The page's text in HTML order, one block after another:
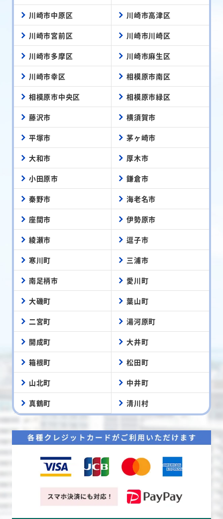
川崎市中原区 川崎市高津区
川崎市宮前区 川崎市川崎区
川崎市多摩区 川崎市麻生区
川崎市幸区 相模原市南区
相模原市中央区 相模原市緑区
藤沢市 横須賀市
平塚市 茅ヶ崎市
大和市 厚木市
小田原市 鎌倉市
秦野市 海老名市
座間市 伊勢原市
綾瀬市 逗子市
寒川町 三浦市
南足柄市 愛川町
大磯町 葉山町
二宮町 湯河原町
開成町 大井町
箱根町 松田町
山北町 中井町
真鶴町 清川村